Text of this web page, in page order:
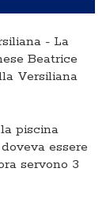
- La
Beatrice
Versiliana
piscina
essere
servono 3